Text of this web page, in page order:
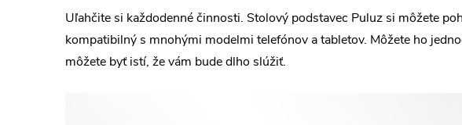
Uľahčite si každodenné činnosti. Stolový podstavec Puluz si môžete
kompatibilný s mnohými modelmi telefónov a tabletov. Môžete ho
môžete byť istí, že vám bude dlho slúžiť.